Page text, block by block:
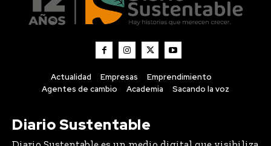
Actualidad Empresas
Emprendimiento
Agentes de cambio
Academia Sacando la voz
Diario Sustentable